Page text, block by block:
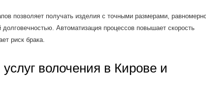
позволяет получать изделия с точными размерами,
долговечностью. Автоматизация процессов повышает скорость
риск брака.
волочения в Кирове и